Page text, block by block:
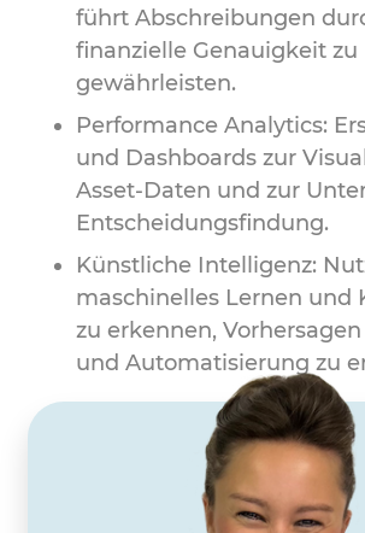
führt Abschreibungen
finanzielle Genauigkeit zu
gewährleisten.
Performance Analytics:
und Dashboards zur
Asset-Daten und zur
Entscheidungsfindung.
Künstliche Intelligenz:
maschinelles Lernen und
zu erkennen,
und Automatisierung zu